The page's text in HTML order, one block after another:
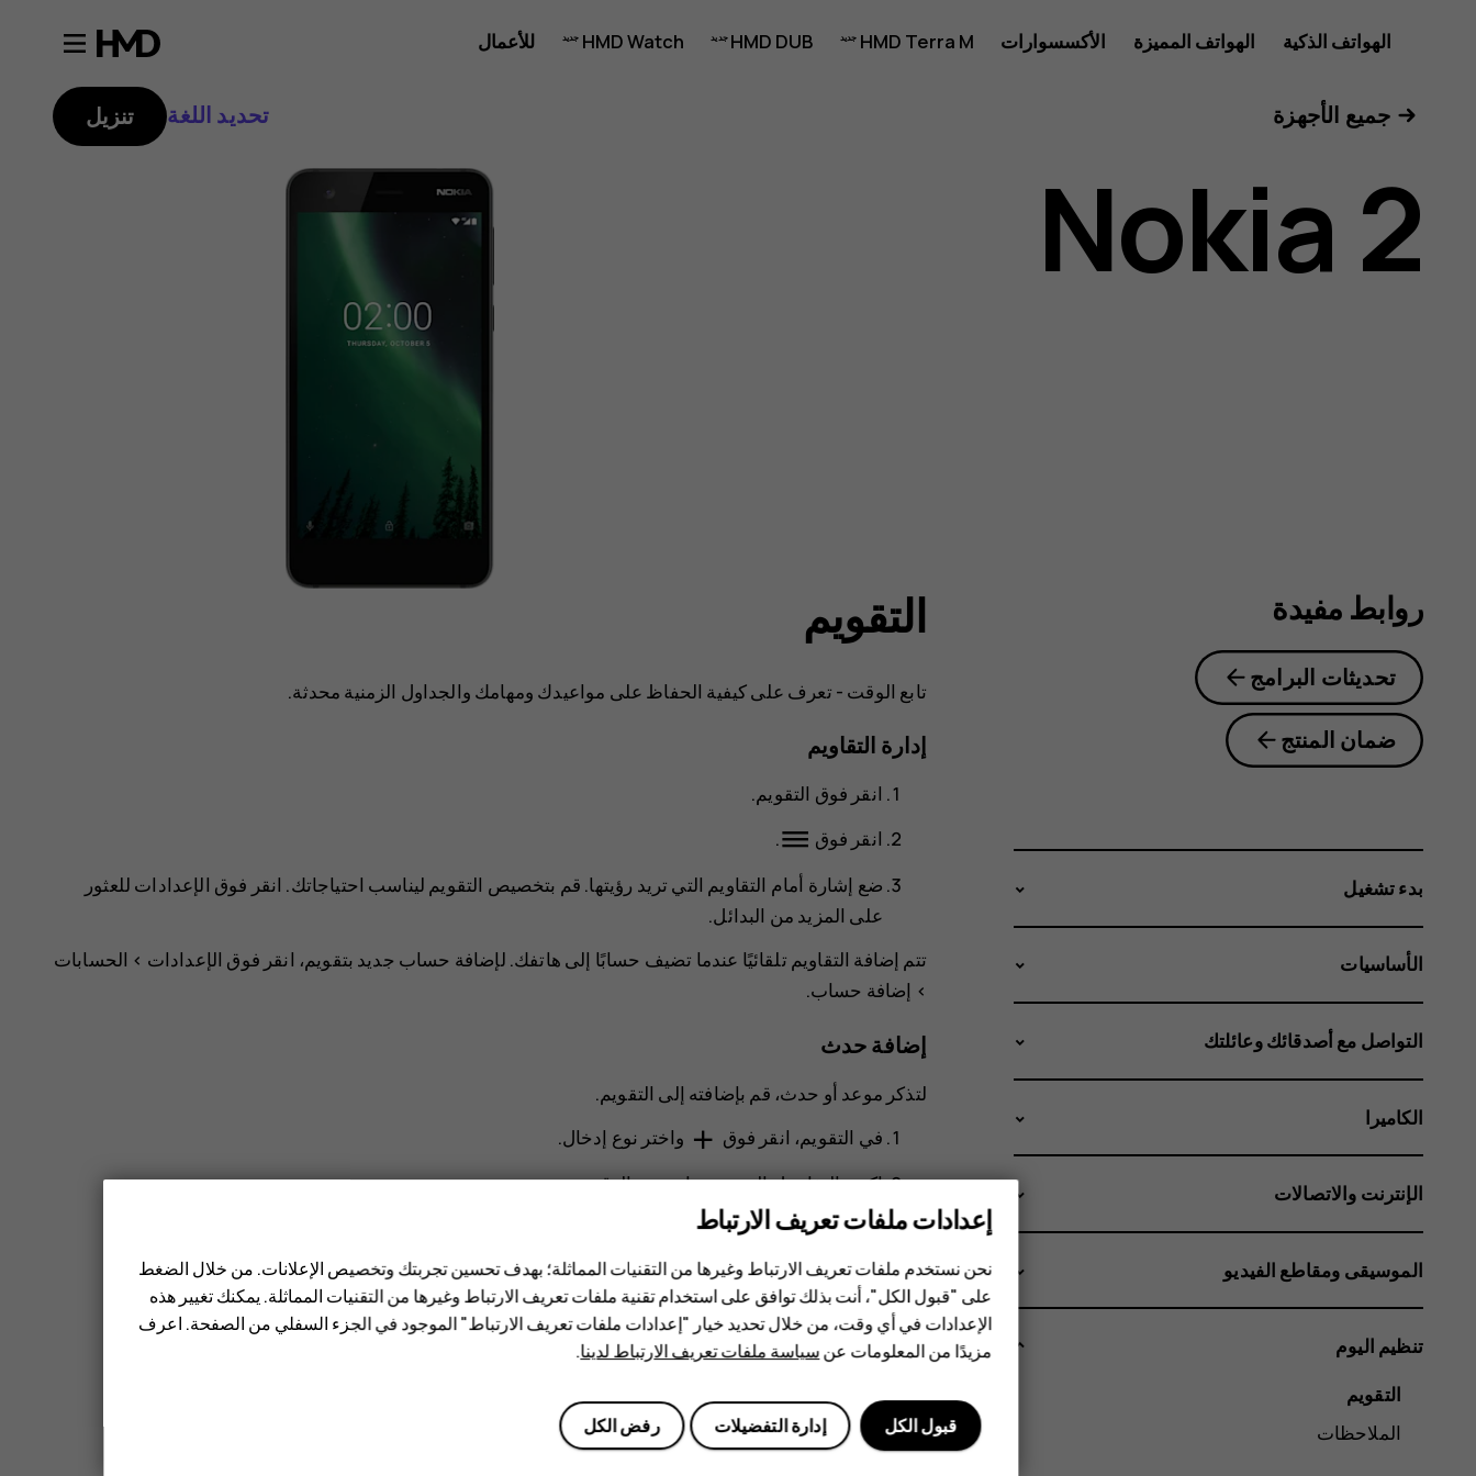
دليل
مستخدم
Nokia
الهواتف الذكية الهواتف المميزة الأكسسوارات HMD Terra M
HMD DUB
HMD Watch
للأعمال
جميع الأجهزة تحديد اللغة تنزيل
Nokia 2
التقويم
تابع الوقت - تعرف على كيفية الحفاظ على مواعيدك ومهامك والجداول الزمنية محدثة.
إدارة التقاويم
انقر فوق التقويم.
انقر فوق dehaze
.
ضع إشارة أمام التقاويم التي تريد رؤيتها. قم بتخصيص التقويم ليناسب احتياجاتك. انقر فوق الإعدادات للعثور
على المزيد من البدائل.
تتم إضافة التقاويم تلقائيًا عندما تضيف حسابًا إلى هاتفك. لإضافة حساب جديد بتقويم، انقر فوق الإعدادات > الحسابات
> إضافة حساب.
إضافة حدث
لتذكر موعد أو حدث، قم بإضافته إلى التقويم.
في التقويم، انقر فوق add واختر نوع إدخال.
اكتب التفاصيل التي تريدها، وحدد الوقت.
لتجعل الحدث يتكرر في أيام معينة، انقر فوق
لتعديل وقت التذكير، انقر على وقت التذكير، وحدد الوقت الذي تريده.
تلميح:لتعديل حدث ما، انقر فوق الحدث ثمmode_edit، وقم بتعديل التفاصيل.
حذف موعد
انقر فوق الحدث.
روابط مفيدة
تحديثات البرامج
ضمان المنتج
بدء تشغيل
الأساسيات
التواصل مع أصدقائك وعائلتك
الكاميرا
الإنترنت والاتصالات
الموسيقى ومقاطع الفيديو
تنظيم اليوم
التقويم
الملاحظات
إعدادات ملفات تعريف الارتباط
نحن نستخدم ملفات تعريف الارتباط وغيرها من التقنيات المماثلة؛ بهدف تحسين تجربتك وتخصيص الإعلانات. من خلال الضغط
على "قبول الكل"، أنت بذلك توافق على استخدام تقنية ملفات تعريف الارتباط وغيرها من التقنيات المماثلة. يمكنك تغيير هذه
الإعدادات في أي وقت، من خلال تحديد خيار "إعدادات ملفات تعريف الارتباط" الموجود في الجزء السفلي من الصفحة. اعرف
مزيدًا من المعلومات عنسياسة ملفات تعريف الارتباط لدينا.
رفض الكل إدارة التفضيلات قبول الكل